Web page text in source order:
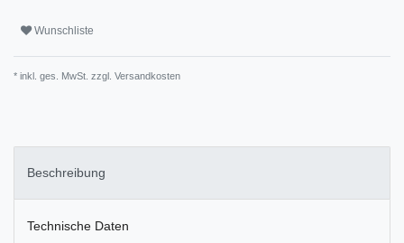
Wunschliste
* inkl. ges. MwSt. zzgl. Versandkosten
Beschreibung
Technische Daten